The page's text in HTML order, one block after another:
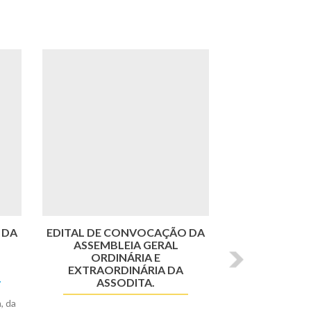
da
EDITAL DE CONVOCAÇÃO DA
ASSEMBLEIA GERAL
ORDINÁRIA E
EXTRAORDINÁRIA DA
ASSODITA.